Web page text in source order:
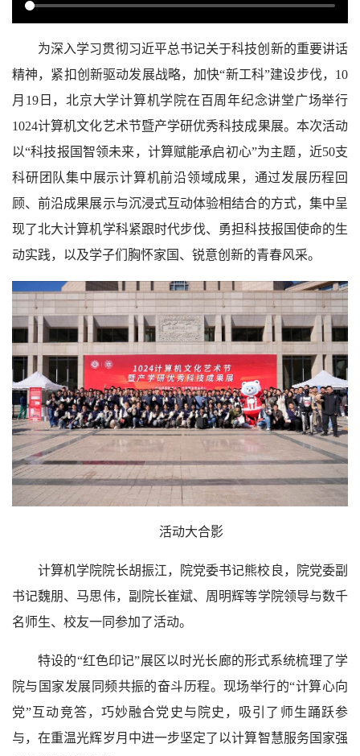
为深入学习贯彻习近平总书记关于科技创新的重要讲话
精神，紧扣创新驱动发展战略，加快“新工科”建设步伐，10
月19日，北京大学计算机学院在百周年纪念讲堂广场举行
1024计算机文化艺术节暨产学研优秀科技成果展。本次活动
以“科技报国智领未来，计算赋能承启初心”为主题，近50支
科研团队集中展示计算机前沿领域成果，通过发展历程回
顾、前沿成果展示与沉浸式互动体验相结合的方式，集中呈
现了北大计算机学科紧跟时代步伐、勇担科技报国使命的生
动实践，以及学子们胸怀家国、锐意创新的青春风采。
活动大合影
计算机学院院长胡振江，院党委书记熊校良，院党委副
书记魏朋、马思伟，副院长崔斌、周明辉等学院领导与数千
名师生、校友一同参加了活动。
特设的“红色印记”展区以时光长廊的形式系统梳理了学
院与国家发展同频共振的奋斗历程。现场举行的“计算心向
党”互动竞答，巧妙融合党史与院史，吸引了师生踊跃参
与，在重温光辉岁月中进一步坚定了以计算智慧服务国家强